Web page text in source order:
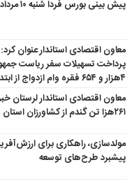
پیش بینی بورس فردا شنبه ۱۰ مرداد ۱۴۰۵
معاون اقتصادی استاندار عنوان
پرداخت تسهیلات سفر ریاست
۴هزار و ۶۵۴ فقره وام ازدواج از ابتدای سال جاری
معاون اقتصادی استاندار لرستان
۲۶۱هزا تن گندم از کشاورزان استان
مولدسازی، راهکاری برای
پیشبرد طرح‌های توسعه